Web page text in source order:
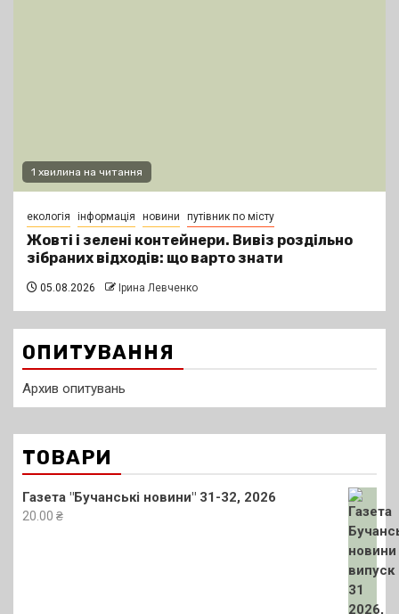
1 хвилина на читання
екологія інформація новини путівник по місту
Жовті і зелені контейнери. Вивіз роздільно
зібраних відходів: що варто знати
05.08.2026 Ірина Левченко
ОПИТУВАННЯ
Архив опитувань
ТОВАРИ
Газета "Бучанські новини" 31-32, 2026
20.00 ₴